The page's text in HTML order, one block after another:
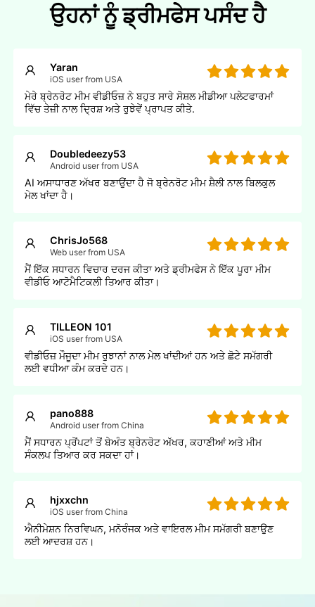
ਉਹਨਾਂ ਨੂੰ ਡ੍ਰੀਮਫੇਸ ਪਸੰਦ ਹੈ
Yaran
iOS user from USA
ਮੇਰੇ ਬ੍ਰੇਨਰੋਟ ਮੀਮ ਵੀਡੀਓਜ਼ ਨੇ ਬਹੁਤ ਸਾਰੇ ਸੋਸ਼ਲ ਮੀਡੀਆ ਪਲੇਟਫਾਰਮਾਂ
ਵਿੱਚ ਤੇਜ਼ੀ ਨਾਲ ਦ੍ਰਿਸ਼ ਅਤੇ ਰੁਝੇਵੇਂ ਪ੍ਰਾਪਤ ਕੀਤੇ.
Doubledeezy53
Android user from USA
AI ਅਸਾਧਾਰਣ ਅੱਖਰ ਬਣਾਉਂਦਾ ਹੈ ਜੋ ਬ੍ਰੇਨਰੋਟ ਮੀਮ ਸ਼ੈਲੀ ਨਾਲ ਬਿਲਕੁਲ
ਮੇਲ ਖਾਂਦਾ ਹੈ।
ChrisJo568
Web user from USA
ਮੈਂ ਇੱਕ ਸਧਾਰਨ ਵਿਚਾਰ ਦਰਜ ਕੀਤਾ ਅਤੇ ਡ੍ਰੀਮਫੇਸ ਨੇ ਇੱਕ ਪੂਰਾ ਮੀਮ
ਵੀਡੀਓ ਆਟੋਮੈਟਿਕਲੀ ਤਿਆਰ ਕੀਤਾ।
TILLEON 101
iOS user from USA
ਵੀਡੀਓਜ਼ ਮੌਜੂਦਾ ਮੀਮ ਰੁਝਾਨਾਂ ਨਾਲ ਮੇਲ ਖਾਂਦੀਆਂ ਹਨ ਅਤੇ ਛੋਟੇ ਸਮੱਗਰੀ
ਲਈ ਵਧੀਆ ਕੰਮ ਕਰਦੇ ਹਨ।
pano888
Android user from China
ਮੈਂ ਸਧਾਰਨ ਪ੍ਰੋਂਪਟਾਂ ਤੋਂ ਬੇਅੰਤ ਬ੍ਰੇਨਰੋਟ ਅੱਖਰ, ਕਹਾਣੀਆਂ ਅਤੇ ਮੀਮ
ਸੰਕਲਪ ਤਿਆਰ ਕਰ ਸਕਦਾ ਹਾਂ।
hjxxchn
iOS user from China
ਐਨੀਮੇਸ਼ਨ ਨਿਰਵਿਘਨ, ਮਨੋਰੰਜਕ ਅਤੇ ਵਾਇਰਲ ਮੀਮ ਸਮੱਗਰੀ ਬਣਾਉਣ
ਲਈ ਆਦਰਸ਼ ਹਨ।